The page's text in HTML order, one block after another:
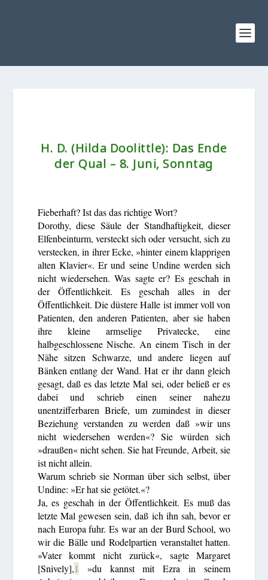
H. D. (Hilda Doolittle): Das Ende
der Qual – 8. Juni, Sonntag
Fieberhaft? Ist das das richtige Wort?
Dorothy, diese Säule der Standhaftigkeit, dieser
Elfenbeinturm, versteckt sich oder versucht, sich zu
verstecken, in ihrer Ecke, »hinter einem klapprigen
alten Klavier«. Er und seine Undine werden sich
nicht wiedersehen. Was sagte er? Es geschah in
der Öffentlichkeit. Es geschah alles in der
Öffentlichkeit. Die düstere Halle ist immer voll von
Patienten, den anderen Patienten, aber sie haben
ihre kleine armselige Privatecke, eine
halbgeschlossene Nische. An einem Tisch in der
Nähe sitzen Schwarze, und andere liegen auf
Bänken entlang der Wand. Hat er ihr dann gleich
gesagt, daß es das letzte Mal sei, oder beließ er es
dabei und schrieb einen seiner nahezu
unentzifferbaren Briefe, um zumindest in dieser
Beziehung verstanden zu werden daß »wir uns
nicht wiedersehen werden«? Sie würden sich
»draußen« nicht sehen. Sie hat Freunde, Arbeit, sie
ist nicht allein.
Warum schrieb sie Norman über sich selbst, über
Undine: »Er hat sie getötet.«?
Ja, es geschah in der Öffentlichkeit. Es muß das
letzte Mal gewesen sein, daß ich ihn sah, bevor er
nach Europa fuhr. Es war an der Burd School, wo
wir die Bälle und Rodelpartien veranstaltet hatten.
»Vater kommt nicht zurück«, sagte Margaret
[Snively],1
»du kannst mit Ezra in seinem